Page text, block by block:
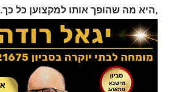
,היא מה שהופך אותו למקצוען כל כך.